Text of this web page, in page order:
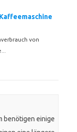
von
benötigen einige